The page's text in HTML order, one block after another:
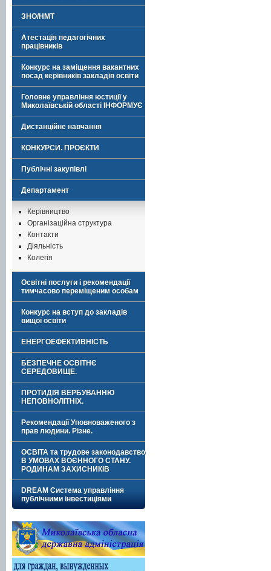
ЗНО/НМТ
Атестація педагогічних
працівників
Конкурс на заміщення вакантних
посад керівників закладів освіти
Головне управління юстиції у
Миколаївській області ІНФОРМУЄ
Дистанційне навчання
КОНКУРСИ. ПРОЄКТИ
Публічні закупівлі
Департамент
Керівництво
Організаційна структура
Контакти
Діяльність
Колегія
Освітні послуги і рекомендації
тимчасово переміщеним особам
Конкурс на вступ до закладів
вищої освіти
ЕНЕРГОЕФЕКТИВНІСТЬ
БЕЗПЕЧНЕ ОСВІТНЄ
СЕРЕДОВИЩЕ.
ПРОТИДІЯ ВЕРБУВАННЮ
НЕПОВНОЛІТНІХ.
Рекомендації Уповноваженого з
прав людини. Різне.
ОСВІТА та трудове законодавство
В УМОВАХ ВОЄННОГО СТАНУ.
РОДИНАМ ЗАХИСНИКІВ
DREAM Система управління
публічними інвестиціями